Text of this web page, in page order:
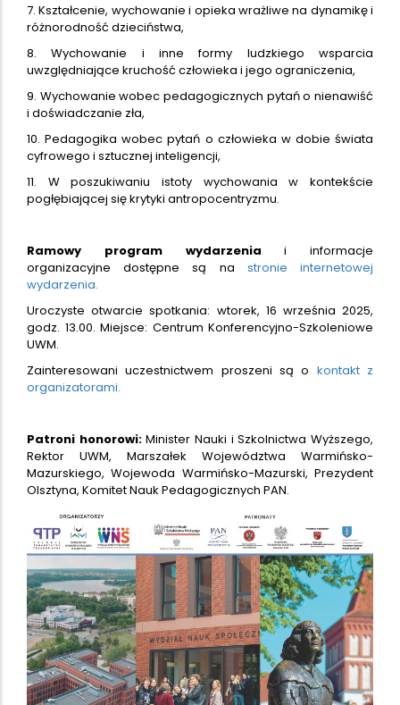
7. Kształcenie, wychowanie i opieka wrażliwe na dynamikę i
różnorodność dzieciństwa,
8. Wychowanie i inne formy ludzkiego wsparcia
uwzględniające kruchość człowieka i jego ograniczenia,
9. Wychowanie wobec pedagogicznych pytań o nienawiść
i doświadczanie zła,
10. Pedagogika wobec pytań o człowieka w dobie świata
cyfrowego i sztucznej inteligencji,
11. W poszukiwaniu istoty wychowania w kontekście
pogłębiającej się krytyki antropocentryzmu.
Ramowy program wydarzenia i informacje
organizacyjne dostępne są na stronie internetowej
wydarzenia.
Uroczyste otwarcie spotkania: wtorek, 16 września 2025,
godz. 13.00. Miejsce: Centrum Konferencyjno-Szkoleniowe
UWM.
Zainteresowani uczestnictwem proszeni są o kontakt z
organizatorami.
Patroni honorowi:Minister Nauki i Szkolnictwa Wyższego,
Rektor UWM, Marszałek Województwa Warmińsko-
Mazurskiego, Wojewoda Warmińsko-Mazurski, Prezydent
Olsztyna, Komitet Nauk Pedagogicznych PAN.